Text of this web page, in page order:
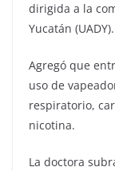
dirigida a la
Yucatán (UADY).
Agregó que
uso de
respiratorio,
nicotina.
La doctora